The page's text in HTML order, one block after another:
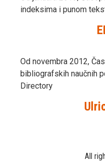
indeksima i punom
Od novembra 2012,
bibliografskih naučnih
Directory
All